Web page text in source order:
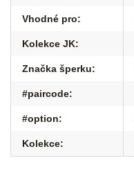
Vhodné pro:
Kolekce JK:
Značka šperku:
#paircode:
#option:
Kolekce: